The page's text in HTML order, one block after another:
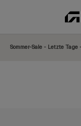
Sommer-Sale - Letzte Tage